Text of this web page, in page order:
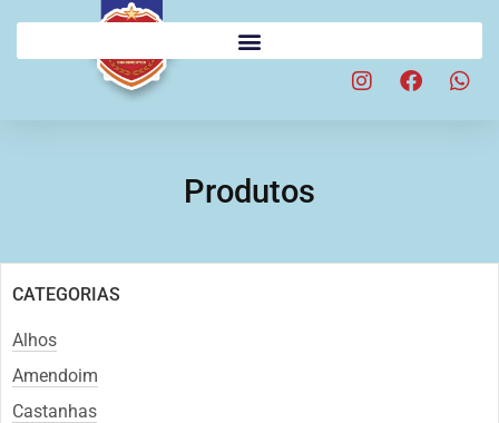
Produtos
CATEGORIAS
Alhos
Amendoim
Castanhas